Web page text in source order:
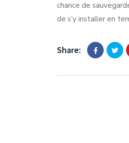
chance de
de s’y installer en
Share: